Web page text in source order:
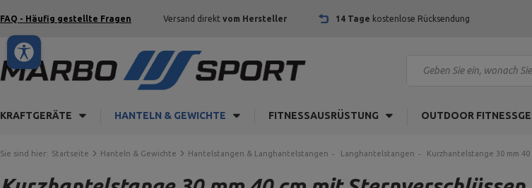
FAQ - Häufig gestellte Fragen Versand direkt vom Hersteller 14 Tage kostenlose Rücksendung
KRAFTGERÄTE HANTELN & GEWICHTE FITNESSAUSRÜSTUNG OUTDOOR
Sie sind hier: Startseite Hanteln & Gewichte Hantelstangen & Langhantelstangen Langhantelstangen Kurzhantelstange 30 mm 40